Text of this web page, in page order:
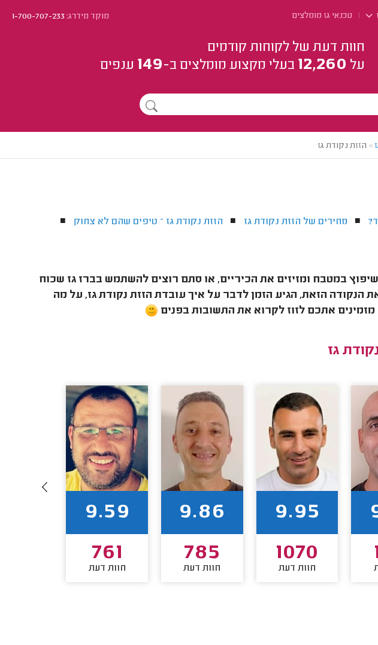
טכנאי גז מומלצים מוקד מידרג:1-700-707-233
חוות דעת של לקוחות קודמים
על 12,260 בעלי מקצוע מומלצים ב-149 ענפים
> הזזת נקודת גז
■ מחירים של הזזת נקודת גז ■ הזזת נקודת גז – טיפים שהם לא צחוק ■
במטבח ומזיזים את הכיריים, או סתם רוצים להשתמש בברז גז שכוח
הנקודה הזאת, הגיע הזמן לדבר על איך עובדת הזזת נקודת גז, על מה
אתכם לזוז לקרוא את התשובות בפנים
גז
9.95
1070
חוות דעת
9.86
785
חוות דעת
9.59
761
חוות דעת